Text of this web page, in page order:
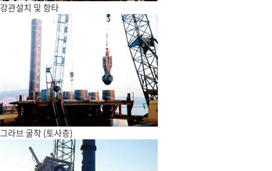
강관설치 및 항타
그라브 굴착 (토사층)